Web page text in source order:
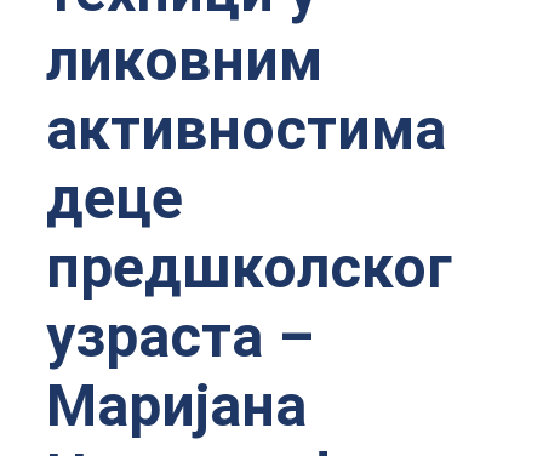
ликовним
активностима
деце
предшколског
узраста –
Маријана